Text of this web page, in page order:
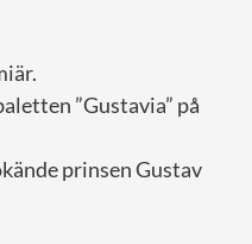
”Gustavia” på
prinsen Gustav